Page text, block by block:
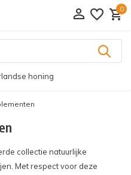
0
honing
collectie natuurlijke
Met respect voor deze